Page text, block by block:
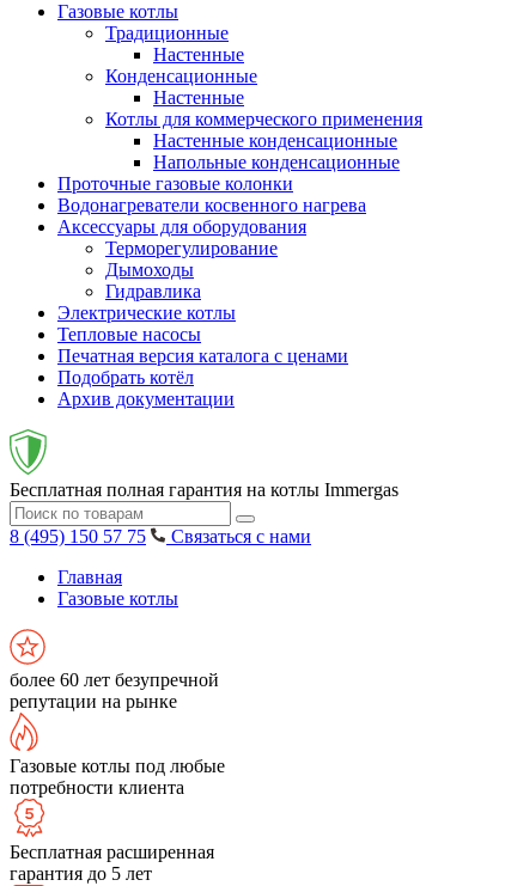
Газовые котлы
Традиционные
Настенные
Конденсационные
Настенные
Котлы для коммерческого применения
Настенные конденсационные
Напольные конденсационные
Проточные газовые колонки
Водонагреватели косвенного нагрева
Аксессуары для оборудования
Терморегулирование
Дымоходы
Гидравлика
Электрические котлы
Тепловые насосы
Печатная версия каталога с ценами
Подобрать котёл
Архив документации
Бесплатная полная гарантия на котлы Immergas
8 (495) 150 57 75
Связаться с нами
Главная
Газовые котлы
более 60 лет безупречной
репутации на рынке
Газовые котлы под любые
потребности клиента
Бесплатная расширенная
гарантия до 5 лет